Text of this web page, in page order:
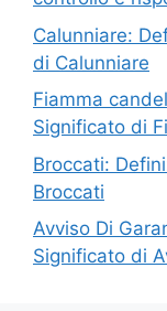
Calunniare:
di Calunniare
Fiamma
Significato di
Broccati:
Broccati
Avviso Di
Significato di